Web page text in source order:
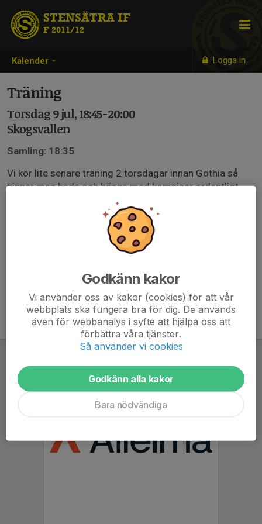
Kalender Logga in
STENSÄTRA IF
F 2011/12
Träning
Torsdag 9 jul, 18:45-20:00
Skogsvallen
Samling: 18:35
Vi kör lite senare träning 2 torsdagar innan Gothia så
hinner man bada och hänga med kompisar ordentligt
Godkänn kakor
Vi använder oss av kakor (cookies) för att vår
webbplats ska fungera bra för dig. De används
även för webbanalys i syfte att hjälpa oss att
förbättra våra tjänster.
Så använder vi cookies
Godkänn alla kakor
Bara nödvändiga